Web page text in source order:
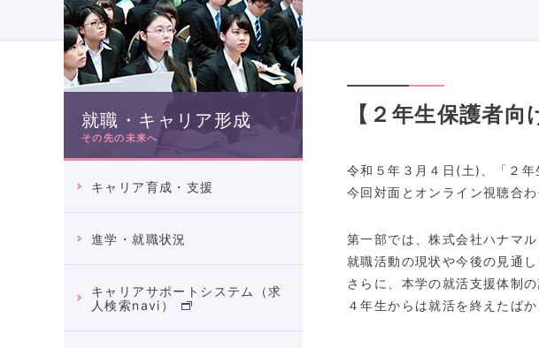
就職・キャリア形成
その先の未来へ
キャリア育成・支援
進学・就職状況
キャリアサポートシステム（求
人検索navi）
【２年生保護者
令和５年３月４日 (土)
、「２
今回対面とオンライン視聴合
第一部では、株式会社ハナマ
就職活動の現状や今後の見通
さらに、本学の就活支援体制
４年生からは就活を終えたば